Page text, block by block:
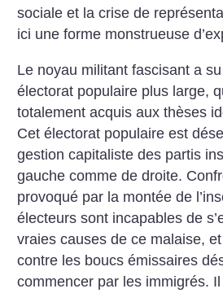
sociale et la crise de
ici une forme monstrueuse
Le noyau militant fascisant a
électorat populaire plus large,
totalement acquis aux thèses
Cet électorat populaire est
gestion capitaliste des partis
gauche comme de droite.
provoqué par la montée de
électeurs sont incapables de
vraies causes de ce malaise,
contre les boucs émissaires
commencer par les immigrés.